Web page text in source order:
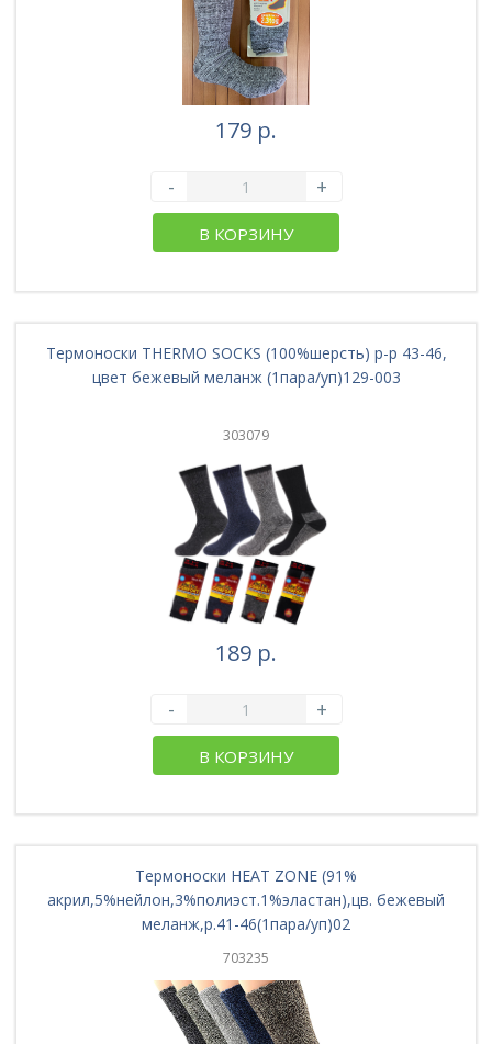
179 р.
- +
В КОРЗИНУ
Термоноски THERMO SOCKS (100%шерсть) р-р 43-46,
цвет бежевый меланж (1пара/уп)129-003
303079
189 р.
- +
В КОРЗИНУ
Термоноски HEAT ZONE (91%
акрил,5%нейлон,3%полиэст.1%эластан),цв. бежевый
меланж,р.41-46(1пара/уп)02
703235